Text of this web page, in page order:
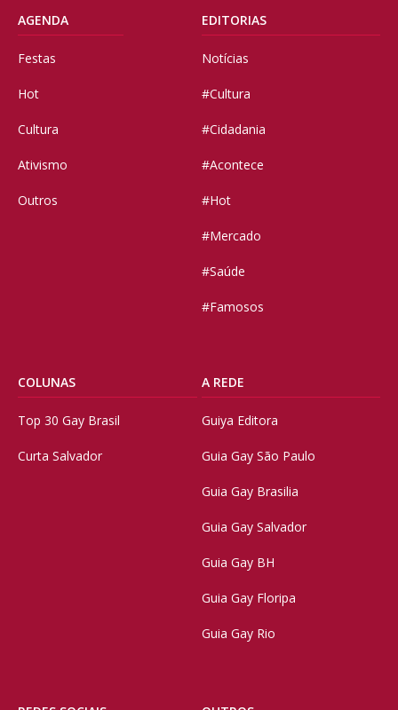
AGENDA
Festas
Hot
Cultura
Ativismo
Outros
EDITORIAS
Notícias
#Cultura
#Cidadania
#Acontece
#Hot
#Mercado
#Saúde
#Famosos
COLUNAS
Top 30 Gay Brasil
Curta Salvador
A REDE
Guiya Editora
Guia Gay São Paulo
Guia Gay Brasilia
Guia Gay Salvador
Guia Gay BH
Guia Gay Floripa
Guia Gay Rio